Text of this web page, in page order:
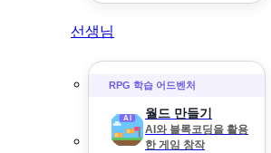
선생님
RPG 학습 어드벤처
월드 만들기
AI와 블록코딩을 활용
한 게임 창작